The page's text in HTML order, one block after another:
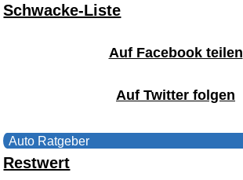
Schwacke-Liste
Auf Facebook teilen
Auf Twitter folgen
Auto Ratgeber
Restwert